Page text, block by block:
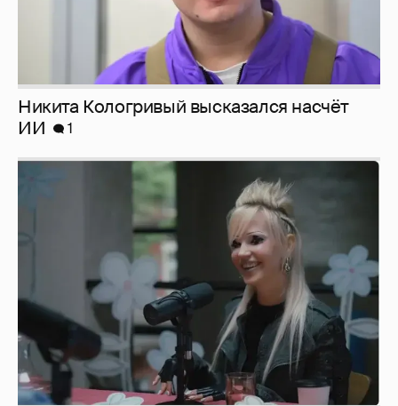
Певица Глюкоза рассказала о съёмках для
эротического журнала
3